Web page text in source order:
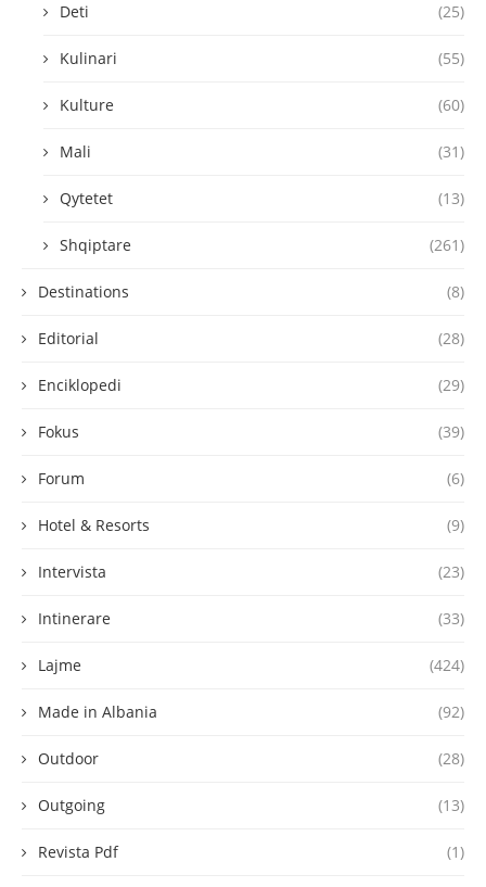
Deti (25)
Kulinari (55)
Kulture (60)
Mali (31)
Qytetet (13)
Shqiptare (261)
Destinations (8)
Editorial (28)
Enciklopedi (29)
Fokus (39)
Forum (6)
Hotel & Resorts (9)
Intervista (23)
Intinerare (33)
Lajme (424)
Made in Albania (92)
Outdoor (28)
Outgoing (13)
Revista Pdf (1)